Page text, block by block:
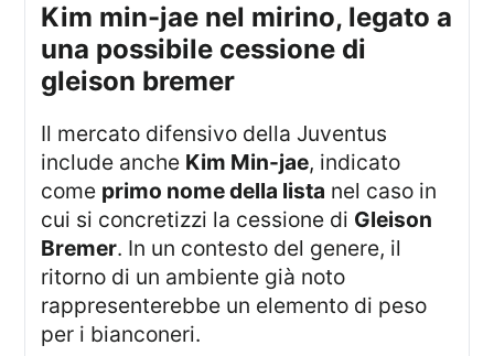
kim min-jae nel mirino, legato a
una possibile cessione di
gleison bremer
Il mercato difensivo della Juventus
include anche Kim Min-jae, indicato
come primo nome della lista nel caso in
cui si concretizzi la cessione di Gleison
Bremer. In un contesto del genere, il
ritorno di un ambiente già noto
rappresenterebbe un elemento di peso
per i bianconeri.